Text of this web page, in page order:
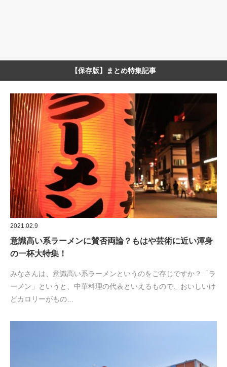
【保存版】まとめ特集記事
2021.02.9
意識高い系ラーメンに賛否両論？もはや芸術に近い渾身
の一杯大特集！
みなさんは、意識高い系ラーメンというのをご存じですか？「ラ
ーメン」というと、中華料理の代表といえるもので、おいしいけ
どカロリーがもの…